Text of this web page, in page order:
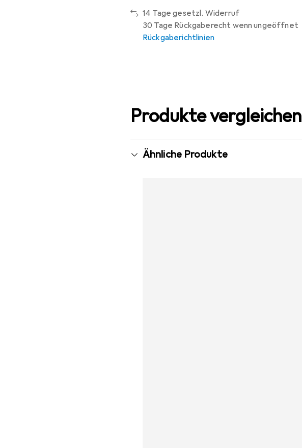
14 Tage gesetzl. Widerruf
30 Tage Rückgaberecht wenn ungeöffnet
Rückgaberichtlinien
Produkte vergleichen
Ähnliche Produkte